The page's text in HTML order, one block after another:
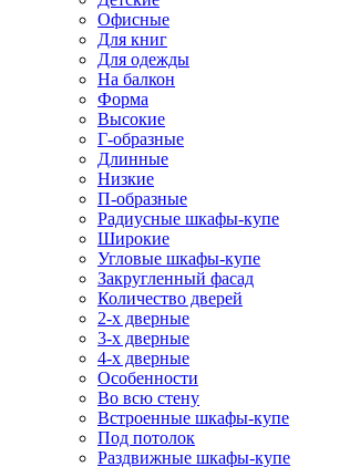
Офисные
Для книг
Для одежды
На балкон
Форма
Высокие
Г-образные
Длинные
Низкие
П-образные
Радиусные шкафы-купе
Широкие
Угловые шкафы-купе
Закругленный фасад
Количество дверей
2-х дверные
3-х дверные
4-х дверные
Особенности
Во всю стену
Встроенные шкафы-купе
Под потолок
Раздвижные шкафы-купе